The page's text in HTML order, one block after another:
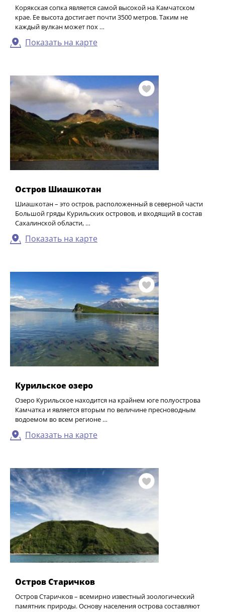
Корякская сопка является самой высокой на Камчатском
крае. Ее высота достигает почти 3500 метров. Таким не
каждый вулкан может пох …
Показать на карте
Остров Шиашкотан
Шиашкотан – это остров, расположенный в северной части
Большой гряды Курильских островов, и входящий в состав
Сахалинской области, …
Показать на карте
Курильское озеро
Озеро Курильское находится на крайнем юге полуострова
Камчатка и является вторым по величине пресноводным
водоемом во всем регионе …
Показать на карте
Остров Старичков
Остров Старичков – всемирно известный зоологический
памятник природы. Основу населения острова составляют